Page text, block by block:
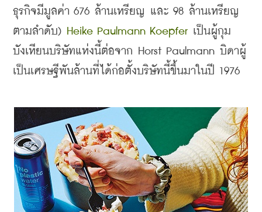
ธุรกิจมีมูลค่า 676 ล้านเหรียญ และ 98 ล้านเหรียญ
ตามลำดับ) Heike Paulmann Koepfer เป็นผู้กุม
บังเหียนบริษัทแห่งนี้ต่อจาก Horst Paulmann บิดาผู้
เป็นเศรษฐีพันล้านที่ได้ก่อตั้งบริษัทนี้ขึ้นมาในปี 1976